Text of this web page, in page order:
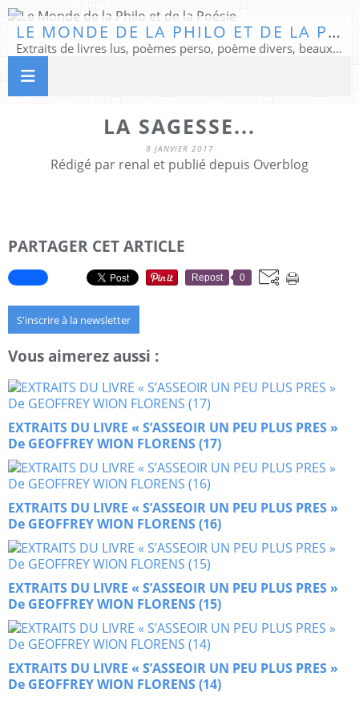
LE MONDE DE LA PHILO ET DE LA POÉSIE
Extraits de livres lus, poèmes perso, poème divers, beaux textes...
LA SAGESSE...
8 JANVIER 2017
Rédigé par renal et publié depuis Overblog
PARTAGER CET ARTICLE
Repost 0
S'inscrire à la newsletter
Vous aimerez aussi :
EXTRAITS DU LIVRE « S’ASSEOIR UN PEU PLUS PRES »
De GEOFFREY WION FLORENS (17)
EXTRAITS DU LIVRE « S’ASSEOIR UN PEU PLUS PRES »
De GEOFFREY WION FLORENS (16)
EXTRAITS DU LIVRE « S’ASSEOIR UN PEU PLUS PRES »
De GEOFFREY WION FLORENS (15)
EXTRAITS DU LIVRE « S’ASSEOIR UN PEU PLUS PRES »
De GEOFFREY WION FLORENS (14)